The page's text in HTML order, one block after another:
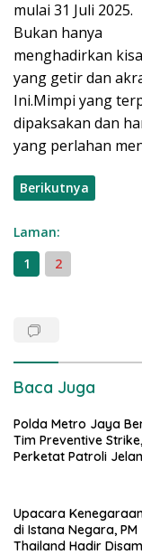
mulai 31 Juli 2025.
Bukan hanya
menghadirkan
yang getir dan
Ini.Mimpi yang
dipaksakan dan
yang perlahan
Berikutnya
Laman:
1
2
Baca Juga
Polda Metro Jaya
Tim Preventive Strike,
Perketat Patroli
Upacara
di Istana Negara, PM
Thailand Hadir